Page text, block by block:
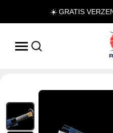
☀️ GRATIS